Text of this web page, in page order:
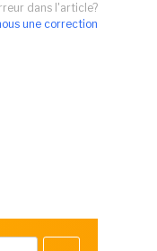
dans l'article?
une correction